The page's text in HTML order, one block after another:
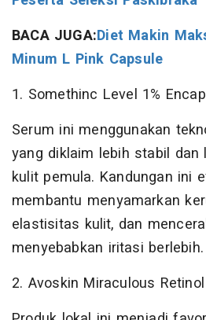
BACA JUGA:Diet Makin
Minum L Pink Capsule
1. Somethinc Level 1%
Serum ini menggunakan
yang diklaim lebih stabil dan
kulit pemula. Kandungan ini
membantu menyamarkan
elastisitas kulit, dan
menyebabkan iritasi berlebih.
2. Avoskin Miraculous